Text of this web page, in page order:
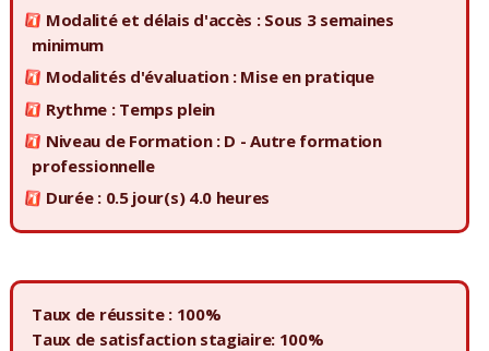
Modalité et délais d'accès : Sous 3 semaines
minimum
Modalités d'évaluation : Mise en pratique
Rythme : Temps plein
Niveau de Formation : D - Autre formation
professionnelle
Durée : 0.5 jour(s) 4.0 heures
Taux de réussite : 100%
Taux de satisfaction stagiaire: 100%